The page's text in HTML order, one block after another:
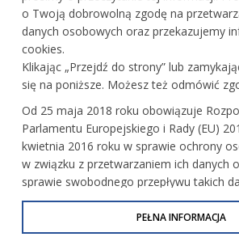
KINO PLENEROWE W RAMACH
11.05.2026, 14:59
Tegoroczna Tarnowska Nagroda Filmowa
sobą aż cztery seanse pod chmurką! Dwa z
można zobaczyć w Amfiteatrze Letnim, a
Domem Kultury Westerplatte i galerią
Wszystkie rozpoczną się o godzinie 20.30
jest wstęp wolny.
o Twoją dobrowolną zgodę na
danych osobowych oraz przekazujemy
cookies.
Klikając „Przejdź do strony” lub
się na poniższe. Możesz też odmówić
Od 25 maja 2018 roku obowiązuje
Parlamentu Europejskiego i Rady (EU)
kwietnia 2016 roku w sprawie ochrony
w związku z przetwarzaniem ich danych
sprawie swobodnego przepływu takich
uchylenia dyrektywy 95/46/WE
lub Ogólne Rozporządzenie o Ochronie
PEŁNA INFORMACJA